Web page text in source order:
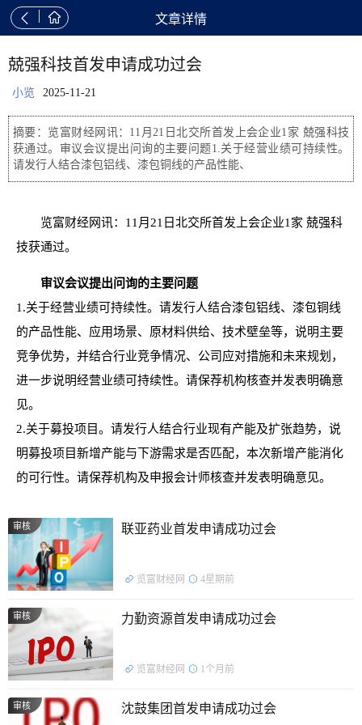
  文章详情
兢强科技首发申请成功过会
小览 2025-11-21
摘要：览富财经网讯：11月21日北交所首发上会企业1家 兢强科技
获通过。审议会议提出问询的主要问题1.关于经营业绩可持续性。
请发行人结合漆包铝线、漆包铜线的产品性能、
览富财经网讯：11月21日北交所首发上会企业1家 兢强科
技获通过。
审议会议提出问询的主要问题
1.关于经营业绩可持续性。请发行人结合漆包铝线、漆包铜线
的产品性能、应用场景、原材料供给、技术壁垒等，说明主要
竞争优势，并结合行业竞争情况、公司应对措施和未来规划，
进一步说明经营业绩可持续性。请保荐机构核查并发表明确意
见。
2.关于募投项目。请发行人结合行业现有产能及扩张趋势，说
明募投项目新增产能与下游需求是否匹配，本次新增产能消化
的可行性。请保荐机构及申报会计师核查并发表明确意见。
审核 联亚药业首发申请成功过会
览富财经网 4星期前
审核 力勤资源首发申请成功过会
览富财经网 1个月前
审核 沈鼓集团首发申请成功过会